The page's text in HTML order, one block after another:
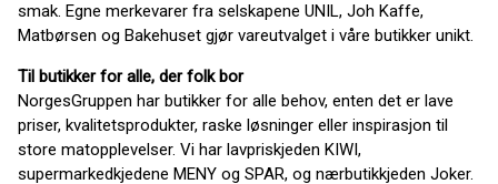
smak. Egne merkevarer fra selskapene UNIL, Joh Kaffe,
Matbørsen og Bakehuset gjør vareutvalget i våre butikker unikt.
Til butikker for alle, der folk bor
NorgesGruppen har butikker for alle behov, enten det er lave
priser, kvalitetsprodukter, raske løsninger eller inspirasjon til
store matopplevelser. Vi har lavpriskjeden KIWI,
supermarkedkjedene MENY og SPAR, og nærbutikkjeden Joker.